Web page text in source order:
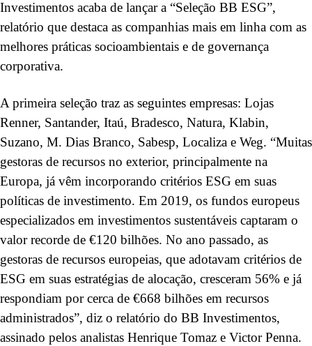
Investimentos acaba de lançar a “Seleção BB ESG”,
relatório que destaca as companhias mais em linha com as
melhores práticas socioambientais e de governança
corporativa.
A primeira seleção traz as seguintes empresas: Lojas
Renner, Santander, Itaú, Bradesco, Natura, Klabin,
Suzano, M. Dias Branco, Sabesp, Localiza e Weg. “Muitas
gestoras de recursos no exterior, principalmente na
Europa, já vêm incorporando critérios ESG em suas
políticas de investimento. Em 2019, os fundos europeus
especializados em investimentos sustentáveis captaram o
valor recorde de €120 bilhões. No ano passado, as
gestoras de recursos europeias, que adotavam critérios de
ESG em suas estratégias de alocação, cresceram 56% e já
respondiam por cerca de €668 bilhões em recursos
administrados”, diz o relatório do BB Investimentos,
assinado pelos analistas Henrique Tomaz e Victor Penna.